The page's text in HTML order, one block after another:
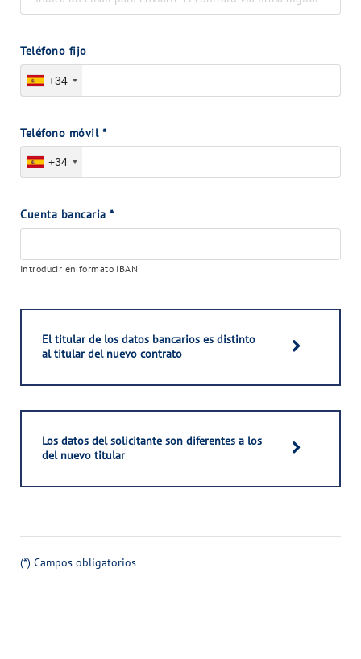
Teléfono fijo
+34
Teléfono móvil *
+34
Cuenta bancaria *
Introducir en formato IBAN
El titular de los datos bancarios es distinto
al titular del nuevo contrato
Los datos del solicitante son diferentes a los
del nuevo titular
(*) Campos obligatorios